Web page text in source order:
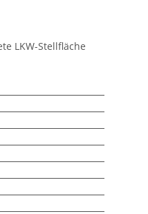
LKW-Stellfläche